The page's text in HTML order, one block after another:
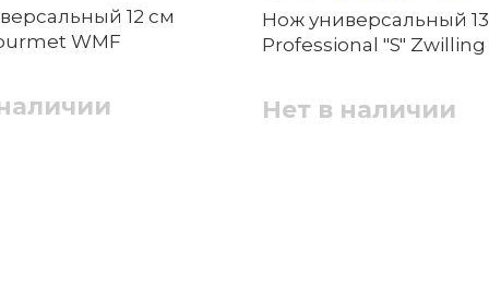
Нож для хлеба 20 см Spitzenklasse Plus
12 см
WMF
Нож универсальный
Professional "S" Zwilling
Нет в наличии